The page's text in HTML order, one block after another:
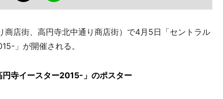
店街、高円寺北中通り商店街）で4月5日「セントラル
」が開催される。
円寺イースター2015-」のポスター